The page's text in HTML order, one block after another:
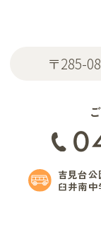
〒285-
吉見台
臼井南